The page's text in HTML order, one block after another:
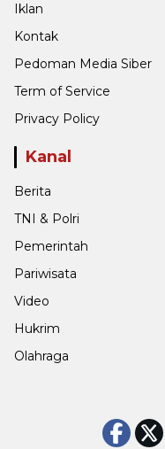
Iklan
Kontak
Pedoman Media Siber
Term of Service
Privacy Policy
Kanal
Berita
TNI & Polri
Pemerintah
Pariwisata
Video
Hukrim
Olahraga